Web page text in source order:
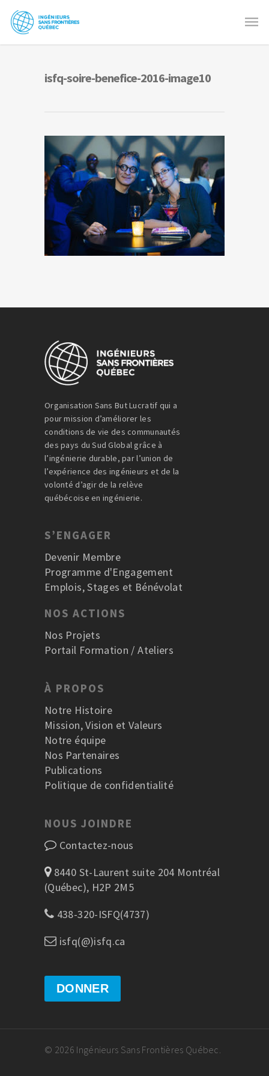
isfq-soire-benefice-2016-image10
Organisation Sans But Lucratif qui a
pour mission d’améliorer les
conditions de vie des communautés
des pays du Sud Global grâce à
l’ingénierie durable, par l’union de
l’expérience des ingénieurs et de la
volonté d’agir de la relève
québécoise en ingénierie.
S’ENGAGER
Devenir Membre
Programme d'Engagement
Emplois, Stages et Bénévolat
NOS ACTIONS
Nos Projets
Portail Formation / Ateliers
À PROPOS
Notre Histoire
Mission, Vision et Valeurs
Notre équipe
Nos Partenaires
Publications
Politique de confidentialité
NOUS JOINDRE
Contactez-nous
8440 St-Laurent suite 204 Montréal
(Québec), H2P 2M5
438-320-ISFQ(4737)
isfq(@)isfq.ca
DONNER
© 2026 Ingénieurs Sans Frontières Québec.